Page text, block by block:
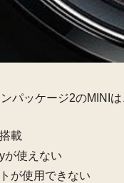
パッケージ2のMINIは
載
が使えない
が使用できない